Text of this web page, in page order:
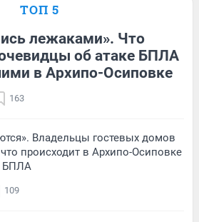
ТОП 5
лежаками». Что
об атаке БПЛА
в Архипо-Осиповке
163
Владельцы гостевых домов
происходит в Архипо-Осиповке
БПЛА
109